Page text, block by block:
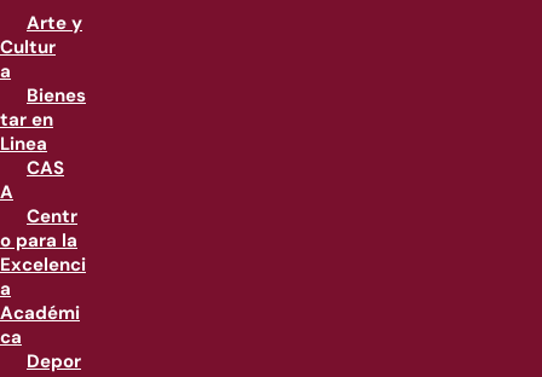
Arte y
Cultur
a
Bienes
tar en
Linea
CAS
A
Centr
o para la
Excelenci
a
Académi
ca
Depor